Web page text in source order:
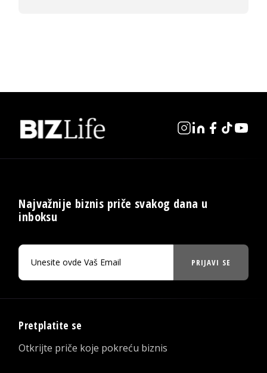
Najvažnije biznis priče svakog dana u
inboksu
PRIJAVI SE
Pretplatite se
Otkrijte priče koje pokreću biznis